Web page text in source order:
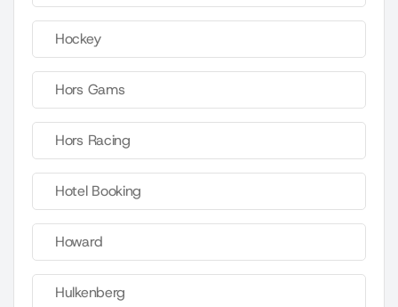
Hockey
Hors Gams
Hors Racing
Hotel Booking
Howard
Hulkenberg